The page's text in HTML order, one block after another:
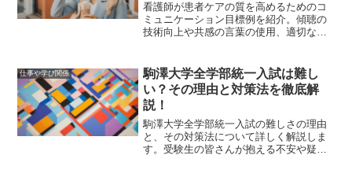
看護師が患者ケアの質を高めるためのコ
ミュニケーション目標例を紹介。傾聴の
技術向上や共感の言葉の使用、適切な質
ダーシップの発揮、自己成長のための目
標設定など、具体的な方法を解説しま
す。
仕事や学び関係
駒澤大学全学部統一入試は難し
い？その理由と対策法を徹底解
説！
駒澤大学全学部統一入試の難しさの理由
と、その対策法について詳しく解説しま
す。受験生の皆さんが抱える不安や疑問